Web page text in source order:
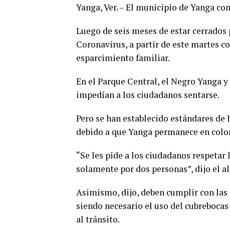
Yanga, Ver. – El municipio de Yanga
Luego de seis meses de estar
Coronavirus, a partir de este martes
esparcimiento familiar.
En el Parque Central, el Negro
impedían a los ciudadanos sentarse.
Pero se han establecido estándares
debido a que Yanga permanece en
“Se les pide a los ciudadanos
solamente por dos personas”, dijo el
Asimismo, dijo, deben cumplir con
siendo necesario el uso del
al tránsito.